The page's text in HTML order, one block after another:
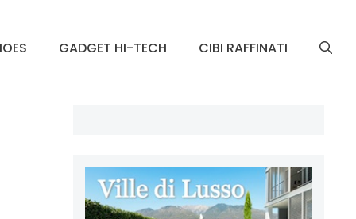
GADGET HI-TECH CIBI RAFFINATI